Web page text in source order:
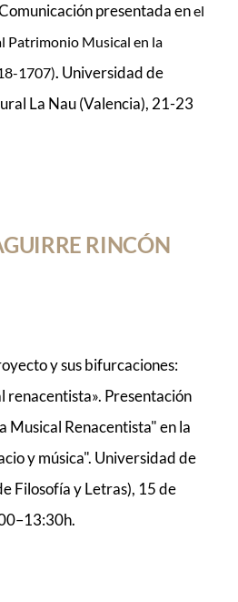
presentada enel
Patrimonio Musical en la
1707). Universidad de
La Nau (Valencia), 21-23
RINCÓN
y sus bifurcaciones:
renacentista». Presentación
Musical Renacentista" en la
y música". Universidad de
Filosofía y Letras), 15 de